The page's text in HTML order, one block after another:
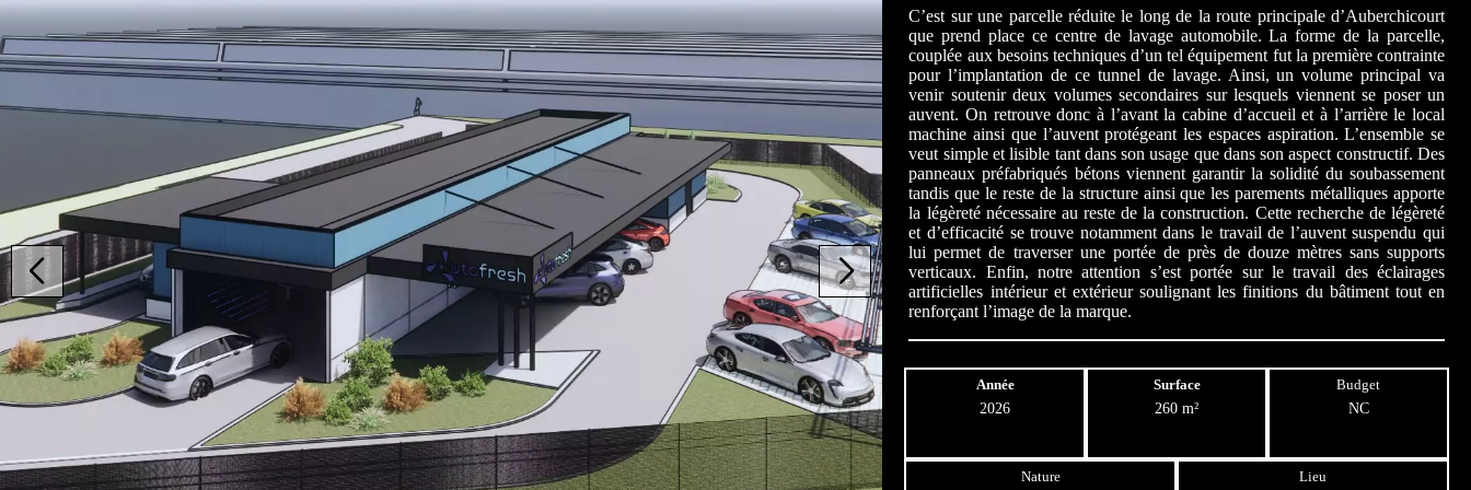
C’est sur une parcelle réduite le long de la route principale d’Auberchicourt
que prend place ce centre de lavage automobile. La forme de la parcelle,
couplée aux besoins techniques d’un tel équipement fut la première contrainte
pour l’implantation de ce tunnel de lavage. Ainsi, un volume principal va
venir soutenir deux volumes secondaires sur lesquels viennent se poser un
auvent. On retrouve donc à l’avant la cabine d’accueil et à l’arrière le local
machine ainsi que l’auvent protégeant les espaces aspiration. L’ensemble se
veut simple et lisible tant dans son usage que dans son aspect constructif. Des
panneaux préfabriqués bétons viennent garantir la solidité du soubassement
tandis que le reste de la structure ainsi que les parements métalliques apporte
la légèreté nécessaire au reste de la construction. Cette recherche de légèreté
et d’efficacité se trouve notamment dans le travail de l’auvent suspendu qui
lui permet de traverser une portée de près de douze mètres sans supports
verticaux. Enfin, notre attention s’est portée sur le travail des éclairages
artificielles intérieur et extérieur soulignant les finitions du bâtiment tout en
renforçant l’image de la marque.
Année
2026
Surface
260 m²
Budget
NC
Nature Lieu